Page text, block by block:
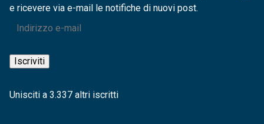
e ricevere via e-mail le notifiche di nuovi post.
Indirizzo
mail
Iscriviti
Unisciti a 3.337 altri iscritti